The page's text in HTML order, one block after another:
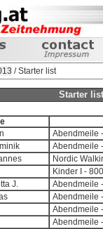
/ Starter list
Starter
Abendmeile
Abendmeile
Nordic
Kinder I -
J.
Abendmeile
Abendmeile
Abendmeile
Abendmeile